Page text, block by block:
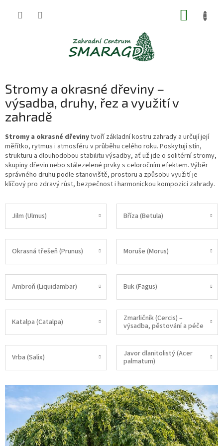
Stromy a okrasné dřeviny –
výsadba, druhy, řez a využití v
zahradě
Stromy a okrasné dřevinytvoří základní kostru zahrady a určují její
měřítko, rytmus i atmosféru v průběhu celého roku. Poskytují stín,
strukturu a dlouhodobou stabilitu výsadby, ať už jde o solitérní stromy,
skupiny dřevin nebo stálezelené prvky s celoročním efektem. Výběr
správného druhu podle stanoviště, prostoru a způsobu využití je
klíčový pro zdravý růst, bezpečnost i harmonickou kompozici zahrady.
Jilm (Ulmus) Bříza (Betula)
Okrasná třešeň (Prunus) Moruše (Morus)
Ambroň (Liquidambar) Buk (Fagus)
Katalpa (Catalpa)
Zmarličník (Cercis) –
výsadba, pěstování a péče
Vrba (Salix)
Javor dlanitolistý (Acer
palmatum)
ý
p
s